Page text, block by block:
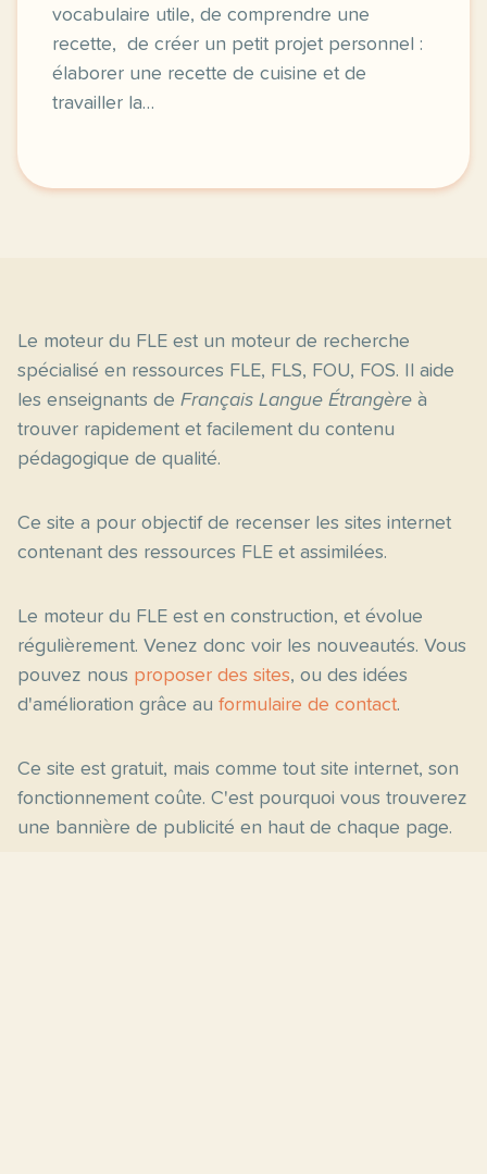
vocabulaire utile, de comprendre une
recette, de créer un petit projet personnel :
élaborer une recette de cuisine et de
travailler la…
Le moteur du FLE est un moteur de recherche
spécialisé en ressources FLE, FLS, FOU, FOS. Il aide
les enseignants de Français Langue Étrangère à
trouver rapidement et facilement du contenu
pédagogique de qualité.
Ce site a pour objectif de recenser les sites internet
contenant des ressources FLE et assimilées.
Le moteur du FLE est en construction, et évolue
régulièrement. Venez donc voir les nouveautés. Vous
pouvez nous proposer des sites, ou des idées
d'amélioration grâce au formulaire de contact.
Ce site est gratuit, mais comme tout site internet, son
fonctionnement coûte. C'est pourquoi vous trouverez
une bannière de publicité en haut de chaque page.